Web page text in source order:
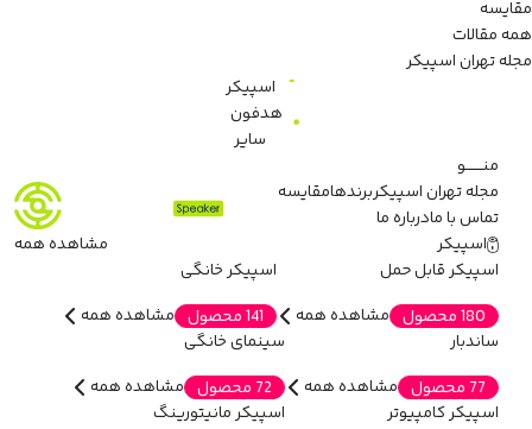
مقایسه
همه مقالات
مجله تهران اسپیکر
اسپیکر
هدفون
سایر
منـــــــو
مجله تهران اسپیکربرندهامقایسه
تماس با مادرباره ما
اسپیکر
مشاهده همه
اسپیکر قابل حمل
180 محصول
مشاهده همه
اسپیکر خانگی
141 محصول
مشاهده همه
ساندبار
77 محصول
مشاهده همه
سینمای خانگی
72 محصول
مشاهده همه
اسپیکر کامپیوتر
اسپیکر مانیتورینگ